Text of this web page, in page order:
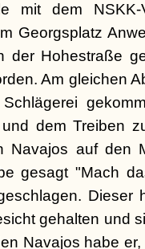
dem NSKK-
Georgsplatz
der Hohestraße
Am gleichen
dem Treiben
Navajos auf den
gesagt "Mach
Dieser
gehalten und
Navajos habe